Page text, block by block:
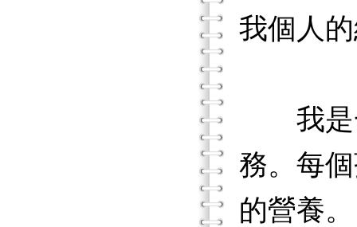
我個人
我是一
務。每
的營養。